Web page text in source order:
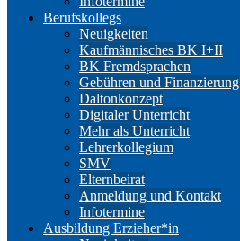
Berufskollegs
Neuigkeiten
Kaufmännisches BK I+II
BK Fremdsprachen
Gebühren und Finanzierung
Daltonkonzept
Digitaler Unterricht
Mehr als Unterricht
Lehrerkollegium
SMV
Elternbeirat
Anmeldung und Kontakt
Infotermine
Ausbildung Erzieher*in